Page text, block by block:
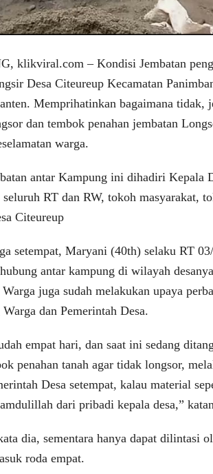
klikviral.com – Kondisi Jembatan
Desa Citeureup Kecamatan
Memprihatinkan bagaimana tidak,
dan tembok penahan jembatan
warga.
antar Kampung ini dihadiri Kepala
seluruh RT dan RW, tokoh masyarakat,
Citeureup
setempat, Maryani (40th) selaku RT
antar kampung di wilayah
juga sudah melakukan upaya
dan Pemerintah Desa.
empat hari, dan saat ini sedang
penahan tanah agar tidak longsor,
Desa setempat, kalau material
dari pribadi kepala desa,”
dia, sementara hanya dapat dilintasi
roda empat.